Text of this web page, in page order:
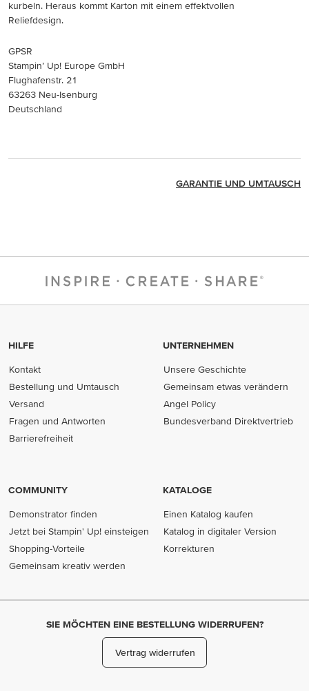
kurbeln. Heraus kommt Karton mit einem effektvollen
Reliefdesign.
GPSR
Stampin’ Up! Europe GmbH
Flughafenstr. 21
63263 Neu-Isenburg
Deutschland
GARANTIE UND UMTAUSCH
HILFE
Kontakt
Bestellung und Umtausch
Versand
Fragen und Antworten
Barrierefreiheit
UNTERNEHMEN
Unsere Geschichte
Gemeinsam etwas verändern
Angel Policy
Bundesverband Direktvertrieb
COMMUNITY
Demonstrator finden
Jetzt bei Stampin' Up! einsteigen
Shopping-Vorteile
Gemeinsam kreativ werden
KATALOGE
Einen Katalog kaufen
Katalog in digitaler Version
Korrekturen
SIE MÖCHTEN EINE BESTELLUNG WIDERRUFEN?
Vertrag widerrufen